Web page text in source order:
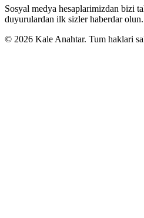
Sosyal medya hesaplarimizdan bizi
duyurulardan ilk sizler haberdar olun.
© 2026 Kale Anahtar. Tum haklari